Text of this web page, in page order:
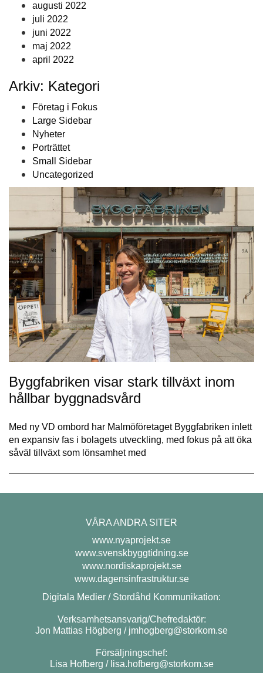
augusti 2022
juli 2022
juni 2022
maj 2022
april 2022
Arkiv: Kategori
Företag i Fokus
Large Sidebar
Nyheter
Porträttet
Small Sidebar
Uncategorized
Byggfabriken visar stark tillväxt inom
hållbar byggnadsvård
Med ny VD ombord har Malmöföretaget Byggfabriken inlett
en expansiv fas i bolagets utveckling, med fokus på att öka
såväl tillväxt som lönsamhet med
VÅRA ANDRA SITER
www.nyaprojekt.se
www.svenskbyggtidning.se
www.nordiskaprojekt.se
www.dagensinfrastruktur.se
Digitala Medier / Stordåhd Kommunikation:
Verksamhetsansvarig/Chefredaktör:
Jon Mattias Högberg / jmhogberg@storkom.se
Försäljningschef:
Lisa Hofberg / lisa.hofberg@storkom.se